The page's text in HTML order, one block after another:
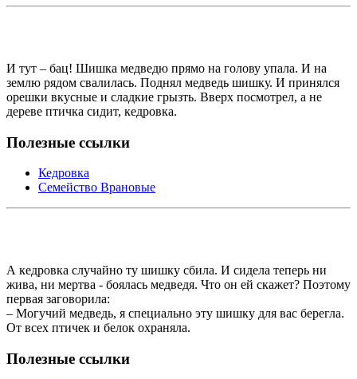
И тут – бац! Шишка медведю прямо на голову упала. И на
землю рядом свалилась. Поднял медведь шишку. И принялся
орешки вкусные и сладкие грызть. Вверх посмотрел, а не
дереве птичка сидит, кедровка.
Полезные ссылки
Кедровка
Семейство Врановые
А кедровка случайно ту шишку сбила. И сидела теперь ни
жива, ни мертва - боялась медведя. Что он ей скажет? Поэтому
первая заговорила:
– Могучий медведь, я специально эту шишку для вас берегла.
От всех птичек и белок охраняла.
Полезные ссылки